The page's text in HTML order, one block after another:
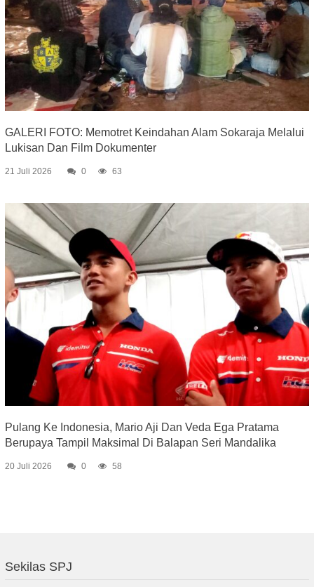
GALERI FOTO: Memotret Keindahan Alam Sokaraja Melalui
Lukisan Dan Film Dokumenter
21 Juli 2026 0 63
Pulang Ke Indonesia, Mario Aji Dan Veda Ega Pratama
Berupaya Tampil Maksimal Di Balapan Seri Mandalika
20 Juli 2026 0 58
Sekilas SPJ